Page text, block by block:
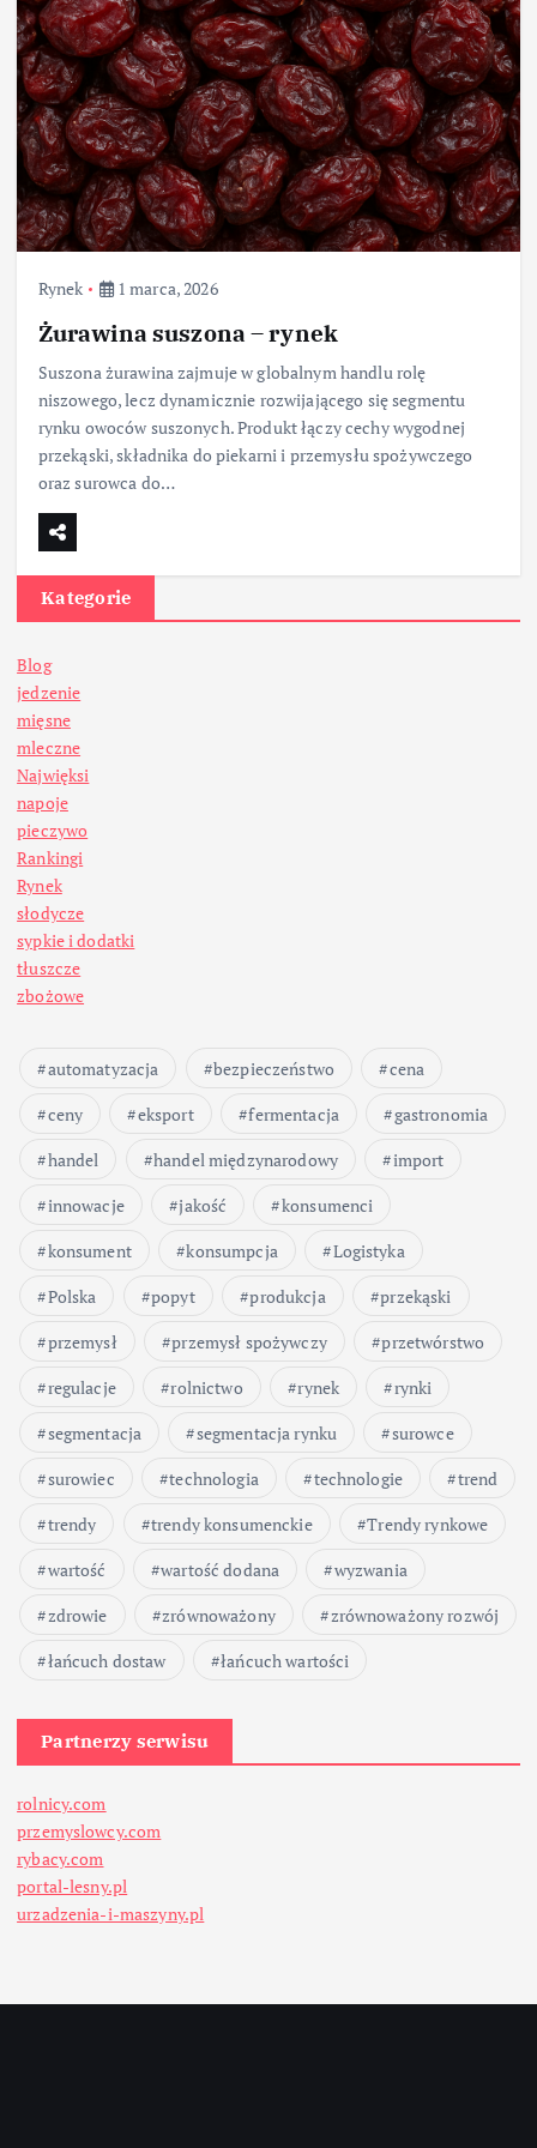
Rynek 1 marca, 2026
Żurawina suszona – rynek
Suszona żurawina zajmuje w globalnym handlu rolę
niszowego, lecz dynamicznie rozwijającego się segmentu
rynku owoców suszonych. Produkt łączy cechy wygodnej
przekąski, składnika do piekarni i przemysłu spożywczego
oraz surowca do…
Kategorie
Blog
jedzenie
mięsne
mleczne
Najwięksi
napoje
pieczywo
Rankingi
Rynek
słodycze
sypkie i dodatki
tłuszcze
zbożowe
automatyzacja bezpieczeństwo
cena
ceny
eksport fermentacja
gastronomia
handel
handel międzynarodowy
import
innowacje
jakość
konsumenci
konsument
konsumpcja
Logistyka
Polska
popyt produkcja
przekąski
przemysł
przemysł spożywczy
przetwórstwo
regulacje
rolnictwo rynek
rynki
segmentacja
segmentacja rynku
surowce
surowiec
technologia technologie
trend
trendy
trendy konsumenckie
Trendy rynkowe
wartość
wartość dodana
wyzwania
zdrowie
zrównoważony
zrównoważony rozwój
łańcuch dostaw
łańcuch wartości
Partnerzy serwisu
rolnicy.com
przemyslowcy.com
rybacy.com
portal-lesny.pl
urzadzenia-i-maszyny.pl